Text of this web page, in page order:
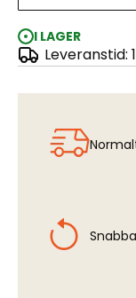
I LAGER
Leveranstid: